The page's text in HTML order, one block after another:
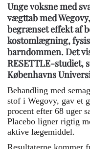
Unge voksne med
vægttab med
begrænset effekt af
kostomlægning,
barndommen. Det
RESETTLE-studiet,
Københavns
Behandling med
stof i Wegovy, gav et
procent efter 68 uger
Placebo ligner rigtig
aktive lægemiddel.
Resultaterne kommer